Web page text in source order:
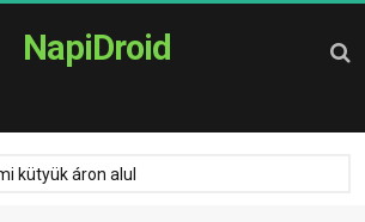
NapiDroid
kütyük áron alul